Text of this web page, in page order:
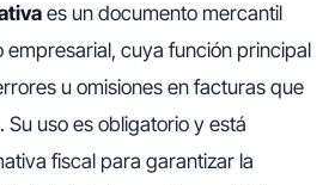
es un documento mercantil
empresarial, cuya función principal
u omisiones en facturas que
Su uso es obligatorio y está
fiscal para garantizar la